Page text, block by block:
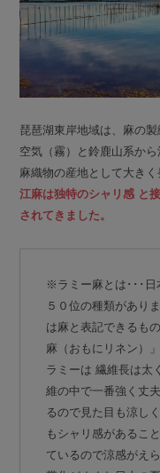
琵琶湖東岸地域は、麻の
空気（霧）と鈴鹿山系か
麻織物の産地として大き
江麻は独特のシャリ感 と
されてきました。
※ラミー麻とは･･･日
５０位の種類があり
は麻と表記できるも
麻（おもにリネン）
ラミーは 繊維長は太
維の中で一番強く丈
るので見た目も涼し
もシャリ感があるこ
ているので涼感がえ